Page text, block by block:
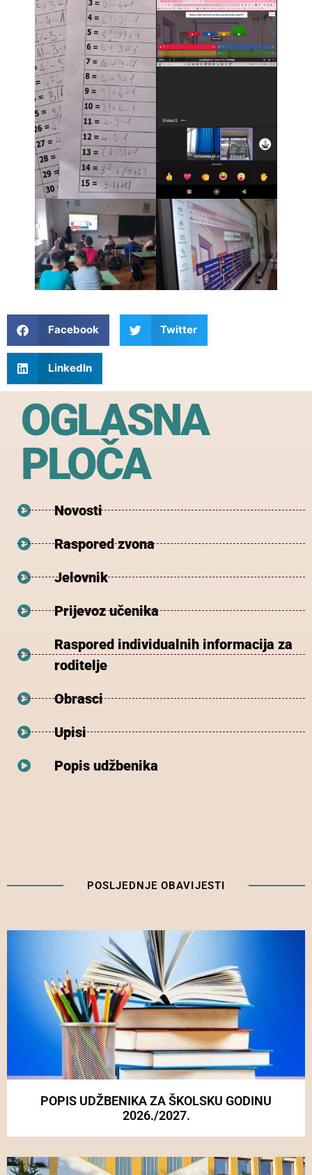
Facebook Twitter
LinkedIn
OGLASNA
PLOČA
Novosti
Raspored zvona
Jelovnik
Prijevoz učenika
Raspored individualnih informacija za
roditelje
Obrasci
Upisi
Popis udžbenika
POSLJEDNJE OBAVIJESTI
POPIS UDŽBENIKA ZA ŠKOLSKU GODINU
2026./2027.